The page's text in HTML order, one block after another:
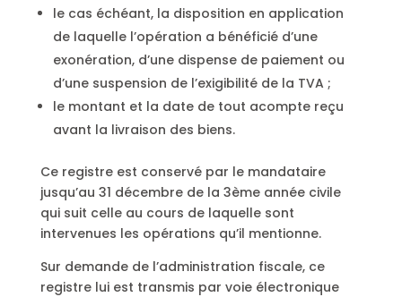
le cas échéant, la disposition en application
de laquelle l’opération a bénéficié d’une
exonération, d’une dispense de paiement ou
d’une suspension de l’exigibilité de la TVA ;
le montant et la date de tout acompte reçu
avant la livraison des biens.
Ce registre est conservé par le mandataire
jusqu’au 31 décembre de la 3ème année civile
qui suit celle au cours de laquelle sont
intervenues les opérations qu’il mentionne.
Sur demande de l’administration fiscale, ce
registre lui est transmis par voie électronique